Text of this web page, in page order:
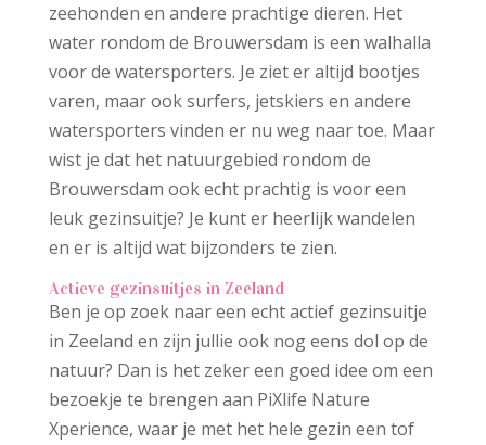
zeehonden en andere prachtige dieren. Het
water rondom de Brouwersdam is een walhalla
voor de watersporters. Je ziet er altijd bootjes
varen, maar ook surfers, jetskiers en andere
watersporters vinden er nu weg naar toe. Maar
wist je dat het natuurgebied rondom de
Brouwersdam ook echt prachtig is voor een
leuk gezinsuitje? Je kunt er heerlijk wandelen
en er is altijd wat bijzonders te zien.
Actieve gezinsuitjes in Zeeland
Ben je op zoek naar een echt actief gezinsuitje
in Zeeland en zijn jullie ook nog eens dol op de
natuur? Dan is het zeker een goed idee om een
bezoekje te brengen aan PiXlife Nature
Xperience, waar je met het hele gezin een tof